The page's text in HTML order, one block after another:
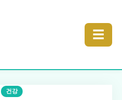
☰
건강